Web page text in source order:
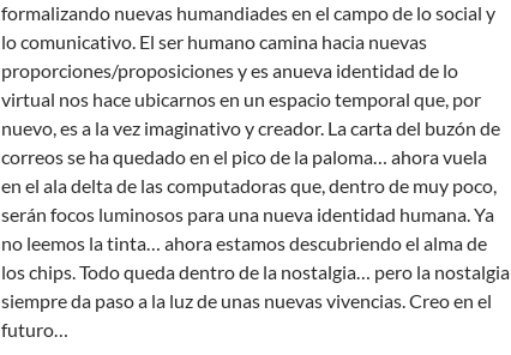
formalizando nuevas humandiades en el campo de lo social y
lo comunicativo. El ser humano camina hacia nuevas
proporciones/proposiciones y es anueva identidad de lo
virtual nos hace ubicarnos en un espacio temporal que, por
nuevo, es a la vez imaginativo y creador. La carta del buzón de
correos se ha quedado en el pico de la paloma… ahora vuela
en el ala delta de las computadoras que, dentro de muy poco,
serán focos luminosos para una nueva identidad humana. Ya
no leemos la tinta… ahora estamos descubriendo el alma de
los chips. Todo queda dentro de la nostalgia… pero la nostalgia
siempre da paso a la luz de unas nuevas vivencias. Creo en el
futuro…